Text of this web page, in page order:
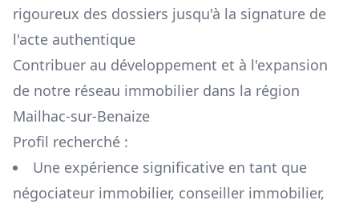
rigoureux des dossiers jusqu'à la signature de
l'acte authentique
Contribuer au développement et à l'expansion
de notre réseau immobilier dans la région
Mailhac-sur-Benaize
Profil recherché :
Une expérience significative en tant que
négociateur immobilier, conseiller immobilier,